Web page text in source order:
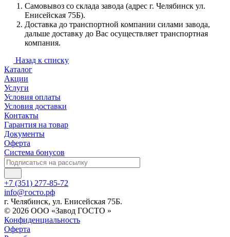
Самовывоз со склада завода (адрес г. Челябинск ул.
Енисейская 75Б).
Доставка до транспортной компании силами завода,
дальше доставку до Вас осуществляет транспортная
компания.
Назад к списку
Каталог
Акции
Услуги
Условия оплаты
Условия доставки
Контакты
Гарантия на товар
Документы
Оферта
Система бонусов
+7 (351) 277-85-72
info@госто.рф
г. Челябинск, ул. Енисейская 75Б.
© 2026 ООО «Завод ГОСТО »
Конфиденциальность
Оферта